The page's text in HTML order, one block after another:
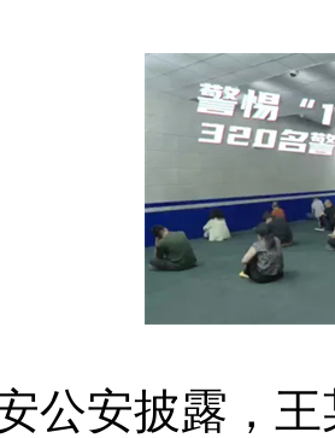
安披露，王